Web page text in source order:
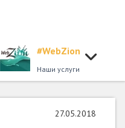
#WebZion
Наши услуги
27.05.2018